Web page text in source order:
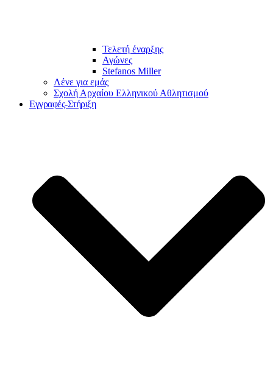
Τελετή έναρξης
Αγώνες
Stefanos Miller
Λένε για εμάς
Σχολή Αρχαίου Ελληνικού Αθλητισμού
Εγγραφές-Στήριξη